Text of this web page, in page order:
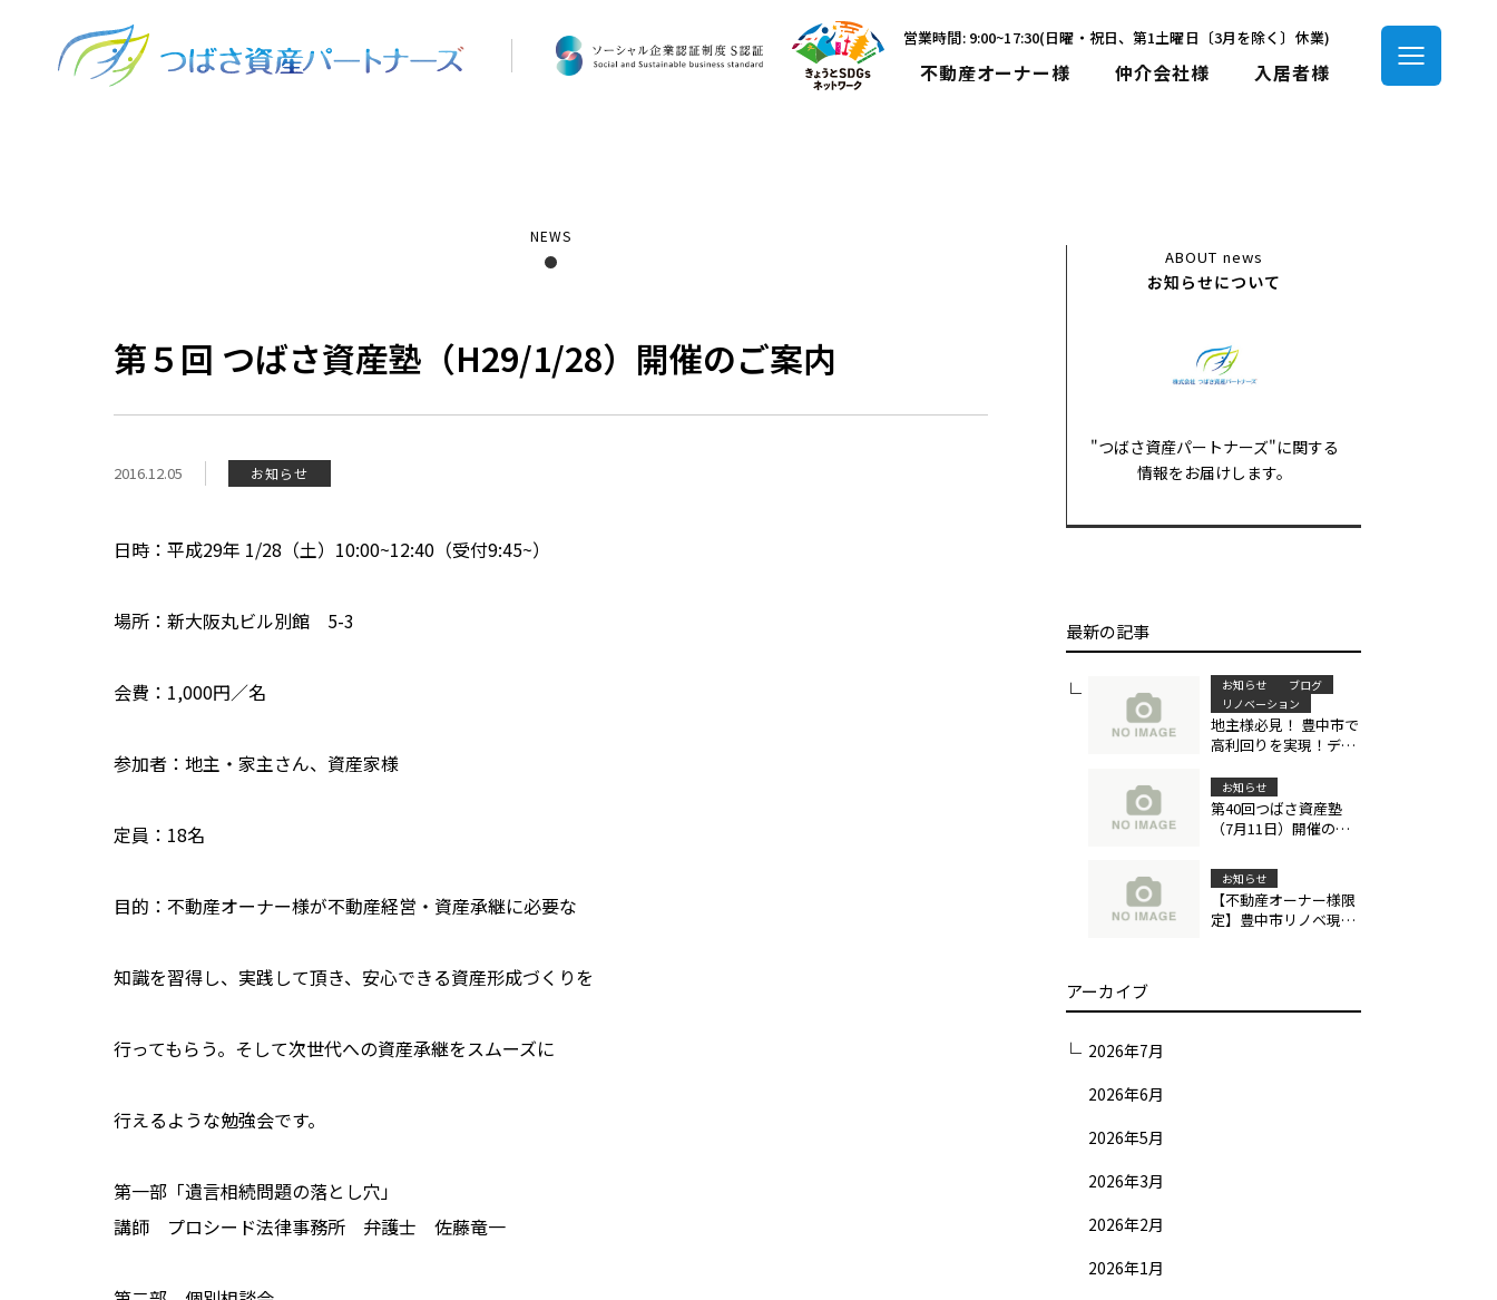
営業時間: 9:00~17:30(日曜・祝日、第1土曜日〔3月を除く〕休業)
不動産オーナー様 仲介会社様 入居者様
第５回 つばさ資産塾（H29/1/28）開催のご案内
NEWS
2016.12.05 お知らせ
日時：平成29年 1/28（土）10:00~12:40（受付9:45~）
場所：新大阪丸ビル別館 5-3
会費：1,000円／名
参加者：地主・家主さん、資産家様
定員：18名
目的：不動産オーナー様が不動産経営・資産承継に必要な
知識を習得し、実践して頂き、安心できる資産形成づくりを
行ってもらう。そして次世代への資産承継をスムーズに
行えるような勉強会です。
第一部「遺言相続問題の落とし穴」
講師 プロシード法律事務所 弁護士 佐藤竜一
ABOUT news
お知らせについて
"つばさ資産パートナーズ"に関する
情報をお届けします。
最新の記事
お知らせ
ブログ
リノベーション
地主様必見！ 豊中市で
高利回りを実現！デザ
「Felice（フェリ
ス）」による土地活用
成功事例
お知らせ
第40回つばさ資産塾
（7月11日）開催のお
お知らせ
【不動産オーナー様限
定】豊中市リノベ現地
アーカイブ
2026年7月
2026年6月
2026年5月
2026年3月
2026年2月
2026年1月